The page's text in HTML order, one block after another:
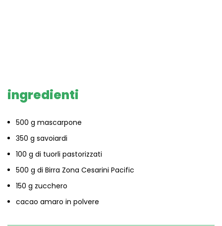
ingredienti
500 g mascarpone
350 g savoiardi
100 g di tuorli pastorizzati
500 g di Birra Zona Cesarini Pacific
150 g zucchero
cacao amaro in polvere